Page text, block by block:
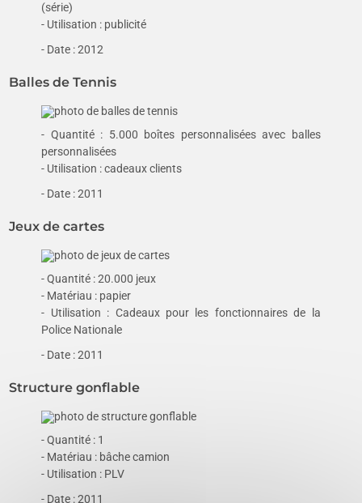
(série)
- Utilisation : publicité
- Date : 2012
Balles de Tennis
- Quantité : 5.000 boîtes personnalisées avec balles
personnalisées
- Utilisation : cadeaux clients
- Date : 2011
Jeux de cartes
- Quantité : 20.000 jeux
- Matériau : papier
- Utilisation : Cadeaux pour les fonctionnaires de la
Police Nationale
- Date : 2011
Structure gonflable
- Quantité : 1
- Matériau : bâche camion
- Utilisation : PLV
- Date : 2011